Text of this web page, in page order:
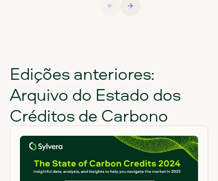
Edições anteriores:
Arquivo do Estado dos
Créditos de Carbono